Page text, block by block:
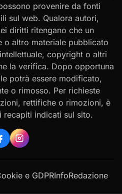
provenire da fonti
sul web. Qualora autori,
diritti ritengano che un
o altro materiale pubblicato
copyright o altri
la verifica. Dopo opportuna
potrà essere modificato,
o rimosso. Per richieste
rettifiche o rimozioni, è
recapiti indicati sul sito.
e GDPRInfoRedazione